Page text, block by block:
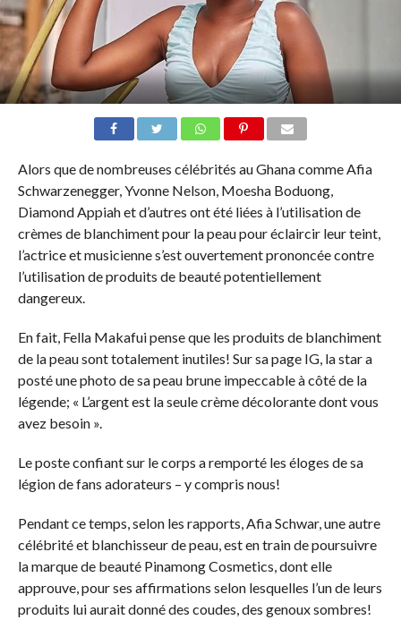
Alors que de nombreuses célébrités au Ghana comme Afia
Schwarzenegger, Yvonne Nelson, Moesha Boduong,
Diamond Appiah et d’autres ont été liées à l’utilisation de
crèmes de blanchiment pour la peau pour éclaircir leur teint,
l’actrice et musicienne s’est ouvertement prononcée contre
l’utilisation de produits de beauté potentiellement
dangereux.
En fait, Fella Makafui pense que les produits de blanchiment
de la peau sont totalement inutiles! Sur sa page IG, la star a
posté une photo de sa peau brune impeccable à côté de la
légende; « L’argent est la seule crème décolorante dont vous
avez besoin ».
Le poste confiant sur le corps a remporté les éloges de sa
légion de fans adorateurs – y compris nous!
Pendant ce temps, selon les rapports, Afia Schwar, une autre
célébrité et blanchisseur de peau, est en train de poursuivre
la marque de beauté Pinamong Cosmetics, dont elle
approuve, pour ses affirmations selon lesquelles l’un de leurs
produits lui aurait donné des coudes, des genoux sombres!